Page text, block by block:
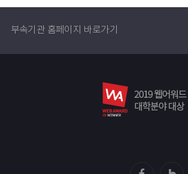
부속기관 홈페이지 바로가기